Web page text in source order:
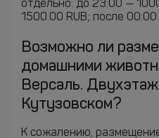
отдельно: до 23:00 —
1500.00 RUB; после
Возможно ли
домашними
Версаль.
Кутузовском?
К сожалению,